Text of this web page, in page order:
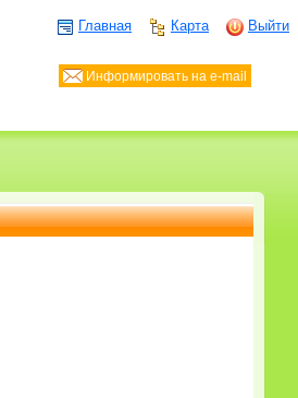
Главная Карта Выйти
Информировать на e-mail